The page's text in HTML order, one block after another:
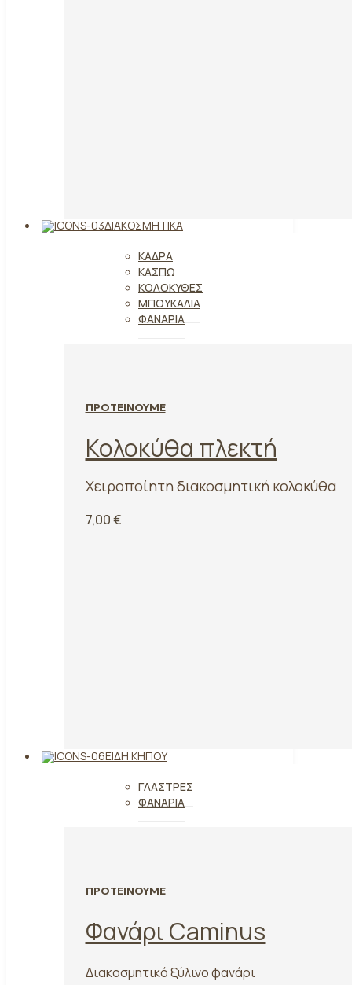
ΔΙΑΚΟΣΜΗΤΙΚΆ
ΚΆΔΡΑ
ΚΑΣΠΏ
ΚΟΛΟΚΎΘΕΣ
ΜΠΟΥΚΆΛΙΑ
ΦΑΝΆΡΙΑ
ΠΡΟΤΕΙΝΟΥΜΕ
Κολοκύθα πλεκτή
Χειροποίητη διακοσμητική κολοκύθα
7,00 €
ΕΊΔΗ ΚΉΠΟΥ
ΓΛΆΣΤΡΕΣ
ΦΑΝΆΡΙΑ
ΠΡΟΤΕΙΝΟΥΜΕ
Φανάρι Caminus
Διακοσμητικό ξύλινο φανάρι